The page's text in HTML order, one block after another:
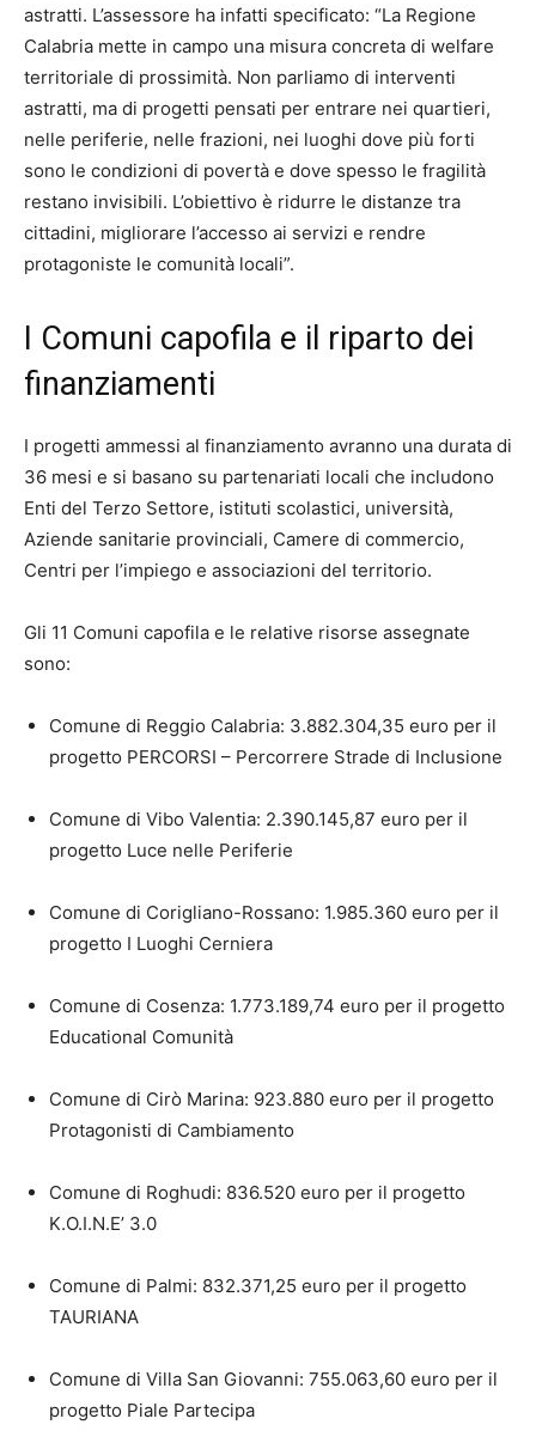
astratti. L’assessore ha infatti specificato: “La Regione
Calabria mette in campo una misura concreta di welfare
territoriale di prossimità. Non parliamo di interventi
astratti, ma di progetti pensati per entrare nei quartieri,
nelle periferie, nelle frazioni, nei luoghi dove più forti
sono le condizioni di povertà e dove spesso le fragilità
restano invisibili. L’obiettivo è ridurre le distanze tra
cittadini, migliorare l’accesso ai servizi e rendre
protagoniste le comunità locali”.
I Comuni capofila e il riparto dei
finanziamenti
I progetti ammessi al finanziamento avranno una durata di
36 mesi e si basano su partenariati locali che includono
Enti del Terzo Settore, istituti scolastici, università,
Aziende sanitarie provinciali, Camere di commercio,
Centri per l’impiego e associazioni del territorio.
Gli 11 Comuni capofila e le relative risorse assegnate
sono:
Comune di Reggio Calabria: 3.882.304,35 euro per il
progetto PERCORSI – Percorrere Strade di Inclusione
Comune di Vibo Valentia: 2.390.145,87 euro per il
progetto Luce nelle Periferie
Comune di Corigliano-Rossano: 1.985.360 euro per il
progetto I Luoghi Cerniera
Comune di Cosenza: 1.773.189,74 euro per il progetto
Educational Comunità
Comune di Cirò Marina: 923.880 euro per il progetto
Protagonisti di Cambiamento
Comune di Roghudi: 836.520 euro per il progetto
K.O.I.N.E’ 3.0
Comune di Palmi: 832.371,25 euro per il progetto
TAURIANA
Comune di Villa San Giovanni: 755.063,60 euro per il
progetto Piale Partecipa